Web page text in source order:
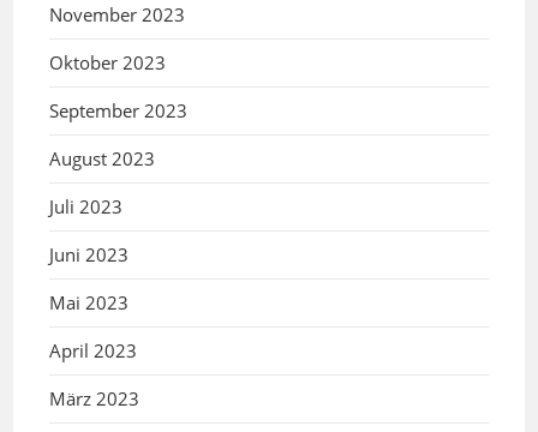
November 2023
Oktober 2023
September 2023
August 2023
Juli 2023
Juni 2023
Mai 2023
April 2023
März 2023